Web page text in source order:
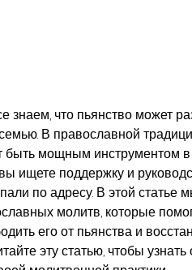
знаем, что пьянство может
В православной
быть мощным инструментом в
ищете поддержку и
по адресу. В этой статье
молитв, которые
его от пьянства и
эту статью, чтобы